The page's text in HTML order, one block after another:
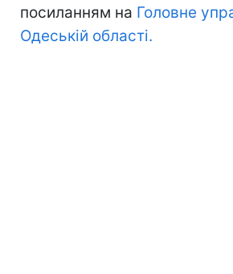
посиланням на Головне
Одеській області.